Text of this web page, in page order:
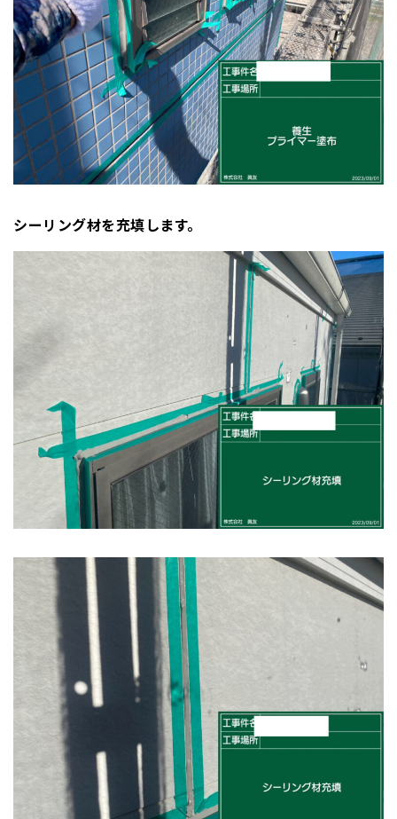
シーリング材を充填します。